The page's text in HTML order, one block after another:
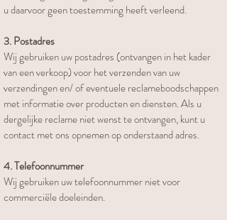
u daarvoor geen toestemming heeft verleend.
3. Postadres
Wij gebruiken uw postadres (ontvangen in het kader
van een verkoop) voor het verzenden van uw
verzendingen en/ of eventuele reclameboodschappen
met informatie over producten en diensten. Als u
dergelijke reclame niet wenst te ontvangen, kunt u
contact met ons opnemen op onderstaand adres.
4. Telefoonnummer
Wij gebruiken uw telefoonnummer niet voor
commerciële doeleinden.